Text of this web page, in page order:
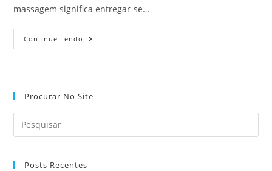
massagem significa entregar-se…
Continue Lendo Dicas
Para
Procurar No Site
Posts Recentes